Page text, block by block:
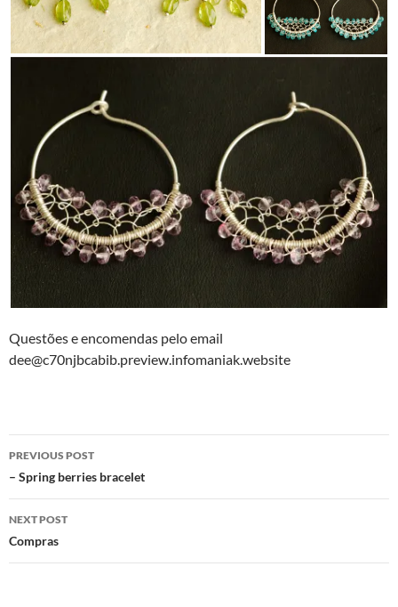
Questões e encomendas pelo email
dee@c70njbcabib.preview.infomaniak.website
Post
navigation
PREVIOUS POST
– Spring berries bracelet
NEXT POST
Compras